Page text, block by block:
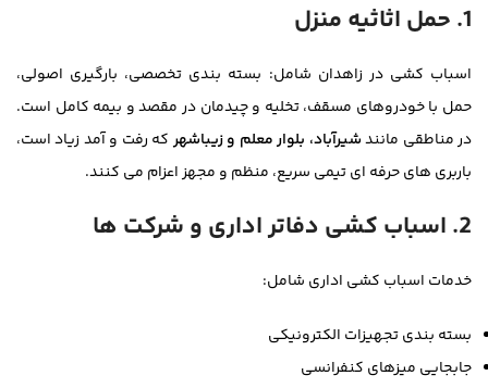
1. حمل اثاثیه منزل
اسباب کشی در زاهدان شامل: بسته بندی تخصصی، بارگیری اصولی،
حمل با خودروهای مسقف، تخلیه و چیدمان در مقصد و بیمه کامل است.
در مناطقی مانندشیرآباد، بلوار معلم و زیباشهرکه رفت و آمد زیاد است،
باربری های حرفه ای تیمی سریع، منظم و مجهز اعزام می کنند.
2. اسباب کشی دفاتر اداری و شرکت ها
خدمات اسباب کشی اداری شامل:
بسته بندی تجهیزات الکترونیکی
جابجایی میزهای کنفرانسی